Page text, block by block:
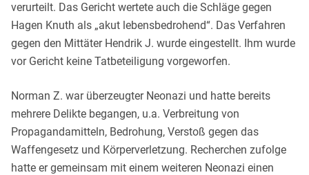
verurteilt. Das Gericht wertete auch die Schläge gegen
Hagen Knuth als „akut lebensbedrohend“. Das Verfahren
gegen den Mittäter Hendrik J. wurde eingestellt. Ihm wurde
vor Gericht keine Tatbeteiligung vorgeworfen.
Norman Z. war überzeugter Neonazi und hatte bereits
mehrere Delikte begangen, u.a. Verbreitung von
Propagandamitteln, Bedrohung, Verstoß gegen das
Waffengesetz und Körperverletzung. Recherchen zufolge
hatte er gemeinsam mit einem weiteren Neonazi einen